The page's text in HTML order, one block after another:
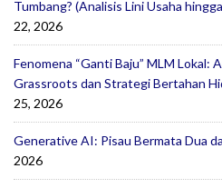
Tumbang? (Analisis Lini Usaha
22, 2026
Fenomena “Ganti Baju” MLM Lokal:
Grassroots dan Strategi Bertahan
25, 2026
Generative AI: Pisau Bermata Dua
2026